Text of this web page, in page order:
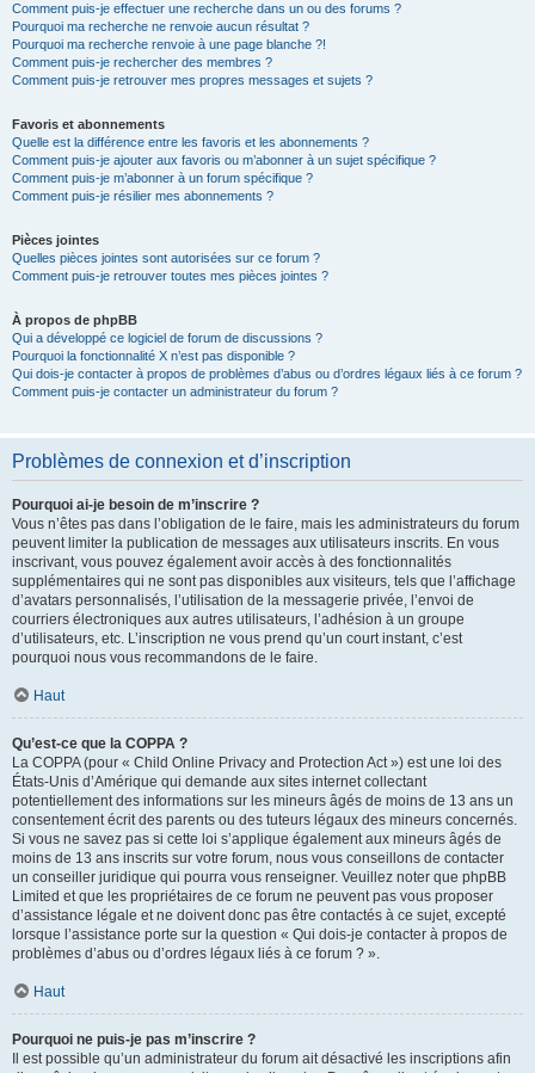
Comment puis-je effectuer une recherche dans un ou des forums ?
Pourquoi ma recherche ne renvoie aucun résultat ?
Pourquoi ma recherche renvoie à une page blanche ?!
Comment puis-je rechercher des membres ?
Comment puis-je retrouver mes propres messages et sujets ?
Favoris et abonnements
Quelle est la différence entre les favoris et les abonnements ?
Comment puis-je ajouter aux favoris ou m’abonner à un sujet spécifique ?
Comment puis-je m’abonner à un forum spécifique ?
Comment puis-je résilier mes abonnements ?
Pièces jointes
Quelles pièces jointes sont autorisées sur ce forum ?
Comment puis-je retrouver toutes mes pièces jointes ?
À propos de phpBB
Qui a développé ce logiciel de forum de discussions ?
Pourquoi la fonctionnalité X n’est pas disponible ?
Qui dois-je contacter à propos de problèmes d’abus ou d’ordres légaux liés à ce forum ?
Comment puis-je contacter un administrateur du forum ?
Problèmes de connexion et d’inscription
Pourquoi ai-je besoin de m’inscrire ?
Vous n’êtes pas dans l’obligation de le faire, mais les administrateurs du forum
peuvent limiter la publication de messages aux utilisateurs inscrits. En vous
inscrivant, vous pouvez également avoir accès à des fonctionnalités
supplémentaires qui ne sont pas disponibles aux visiteurs, tels que l’affichage
d’avatars personnalisés, l’utilisation de la messagerie privée, l’envoi de
courriers électroniques aux autres utilisateurs, l’adhésion à un groupe
d’utilisateurs, etc. L’inscription ne vous prend qu’un court instant, c’est
pourquoi nous vous recommandons de le faire.
Haut
Qu’est-ce que la COPPA ?
La COPPA (pour « Child Online Privacy and Protection Act ») est une loi des
États-Unis d’Amérique qui demande aux sites internet collectant
potentiellement des informations sur les mineurs âgés de moins de 13 ans un
consentement écrit des parents ou des tuteurs légaux des mineurs concernés.
Si vous ne savez pas si cette loi s’applique également aux mineurs âgés de
moins de 13 ans inscrits sur votre forum, nous vous conseillons de contacter
un conseiller juridique qui pourra vous renseigner. Veuillez noter que phpBB
Limited et que les propriétaires de ce forum ne peuvent pas vous proposer
d’assistance légale et ne doivent donc pas être contactés à ce sujet, excepté
lorsque l’assistance porte sur la question « Qui dois-je contacter à propos de
problèmes d’abus ou d’ordres légaux liés à ce forum ? ».
Haut
Pourquoi ne puis-je pas m’inscrire ?
Il est possible qu’un administrateur du forum ait désactivé les inscriptions afin